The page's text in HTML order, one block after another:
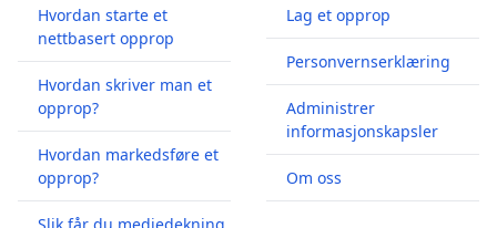
Hvordan starte et
nettbasert opprop
Hvordan skriver man et
opprop?
Hvordan markedsføre et
opprop?
Lag et opprop
Personvernserklæring
Administrer
informasjonskapsler
Om oss